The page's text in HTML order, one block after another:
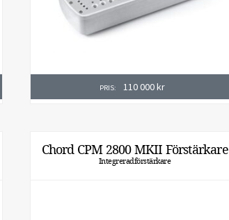
PRIS: 110 000kr
Chord CPM 2800 MKII Förstärkare
Integreradförstärkare